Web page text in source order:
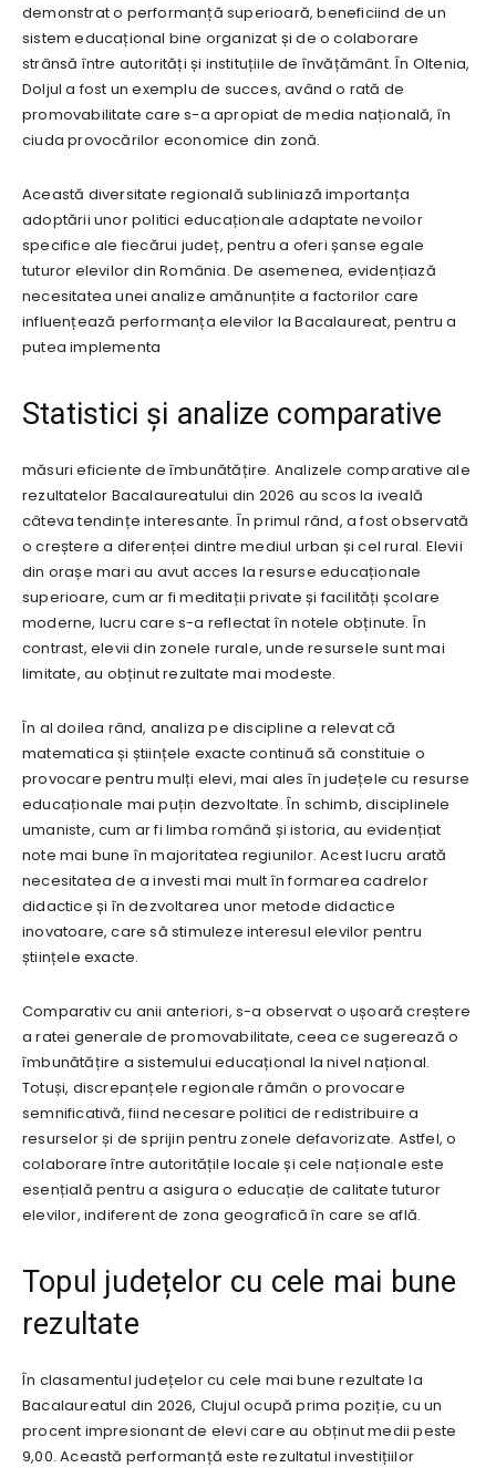
demonstrat o performanță superioară, beneficiind de un
sistem educațional bine organizat și de o colaborare
strânsă între autorități și instituțiile de învățământ. În Oltenia,
Doljul a fost un exemplu de succes, având o rată de
promovabilitate care s-a apropiat de media națională, în
ciuda provocărilor economice din zonă.
Această diversitate regională subliniază importanța
adoptării unor politici educaționale adaptate nevoilor
specifice ale fiecărui județ, pentru a oferi șanse egale
tuturor elevilor din România. De asemenea, evidențiază
necesitatea unei analize amănunțite a factorilor care
influențează performanța elevilor la Bacalaureat, pentru a
putea implementa
Statistici și analize comparative
măsuri eficiente de îmbunătățire. Analizele comparative ale
rezultatelor Bacalaureatului din 2026 au scos la iveală
câteva tendințe interesante. În primul rând, a fost observată
o creștere a diferenței dintre mediul urban și cel rural. Elevii
din orașe mari au avut acces la resurse educaționale
superioare, cum ar fi meditații private și facilități școlare
moderne, lucru care s-a reflectat în notele obținute. În
contrast, elevii din zonele rurale, unde resursele sunt mai
limitate, au obținut rezultate mai modeste.
În al doilea rând, analiza pe discipline a relevat că
matematica și științele exacte continuă să constituie o
provocare pentru mulți elevi, mai ales în județele cu resurse
educaționale mai puțin dezvoltate. În schimb, disciplinele
umaniste, cum ar fi limba română și istoria, au evidențiat
note mai bune în majoritatea regiunilor. Acest lucru arată
necesitatea de a investi mai mult în formarea cadrelor
didactice și în dezvoltarea unor metode didactice
inovatoare, care să stimuleze interesul elevilor pentru
științele exacte.
Comparativ cu anii anteriori, s-a observat o ușoară creștere
a ratei generale de promovabilitate, ceea ce sugerează o
îmbunătățire a sistemului educațional la nivel național.
Totuși, discrepanțele regionale rămân o provocare
semnificativă, fiind necesare politici de redistribuire a
resurselor și de sprijin pentru zonele defavorizate. Astfel, o
colaborare între autoritățile locale și cele naționale este
esențială pentru a asigura o educație de calitate tuturor
elevilor, indiferent de zona geografică în care se află.
Topul județelor cu cele mai bune
rezultate
În clasamentul județelor cu cele mai bune rezultate la
Bacalaureatul din 2026, Clujul ocupă prima poziție, cu un
procent impresionant de elevi care au obținut medii peste
9,00. Această performanță este rezultatul investițiilor